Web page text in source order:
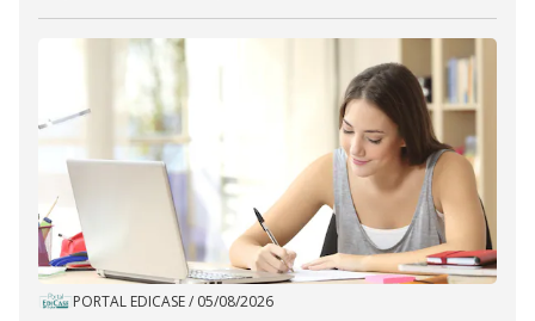
PORTAL EDICASE/ 05/08/2026